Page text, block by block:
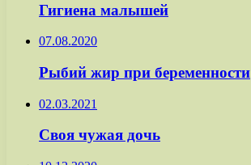
Гигиена малышей
07.08.2020
Рыбий жир при беременности
02.03.2021
Своя чужая дочь